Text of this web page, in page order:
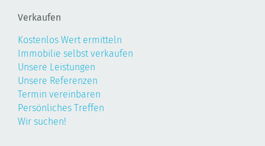
Verkaufen
Kostenlos Wert ermitteln
Immobilie selbst verkaufen
Unsere Leistungen
Unsere Referenzen
Termin vereinbaren
Persönliches Treffen
Wir suchen!